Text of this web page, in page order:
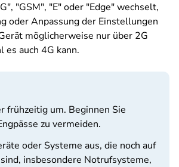
"GSM", "E" oder "Edge" wechselt,
oder Anpassung der Einstellungen
möglicherweise nur über 2G
auch 4G kann.
frühzeitig um. Beginnen Sie
zu vermeiden.
oder Systeme aus, die noch auf
insbesondere Notrufsysteme,